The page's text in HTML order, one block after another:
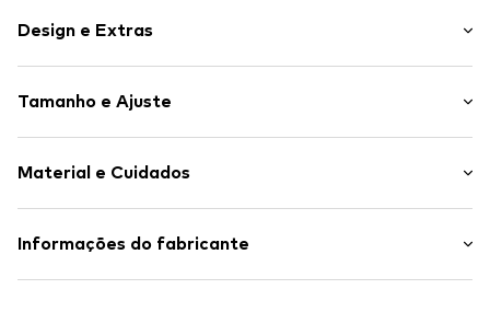
Design e Extras
Colarinho de Kent
Gola de alfaiate
Bolso de peito
Artigo n º. VAM3255001000001
Tamanho e Ajuste
Ajuste: Comfort Fit
Material e Cuidados
Material superior: 100% Algodão
Informações do fabricante